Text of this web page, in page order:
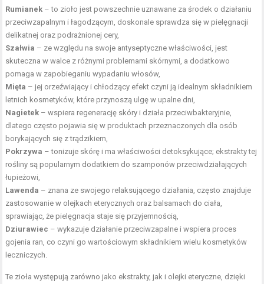
Rumianek – to zioło jest powszechnie uznawane za środek o działaniu
przeciwzapalnym i łagodzącym, doskonale sprawdza się w pielęgnacji
delikatnej oraz podrażnionej cery,
Szałwia – ze względu na swoje antyseptyczne właściwości, jest
skuteczna w walce z różnymi problemami skórnymi, a dodatkowo
pomaga w zapobieganiu wypadaniu włosów,
Mięta – jej orzeźwiający i chłodzący efekt czyni ją idealnym składnikiem
letnich kosmetyków, które przynoszą ulgę w upalne dni,
Nagietek – wspiera regenerację skóry i działa przeciwbakteryjnie,
dlatego często pojawia się w produktach przeznaczonych dla osób
borykających się z trądzikiem,
Pokrzywa – tonizuje skórę i ma właściwości detoksykujące; ekstrakty tej
rośliny są popularnym dodatkiem do szamponów przeciwdziałających
łupieżowi,
Lawenda – znana ze swojego relaksującego działania, często znajduje
zastosowanie w olejkach eterycznych oraz balsamach do ciała,
sprawiając, że pielęgnacja staje się przyjemnością,
Dziurawiec – wykazuje działanie przeciwzapalne i wspiera proces
gojenia ran, co czyni go wartościowym składnikiem wielu kosmetyków
leczniczych.
Te zioła występują zarówno jako ekstrakty, jak i olejki eteryczne, dzięki